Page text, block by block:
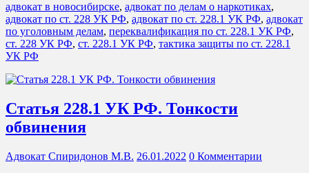
адвокат в новосибирске, адвокат по делам о наркотиках,
адвокат по ст. 228 УК РФ, адвокат по ст. 228.1 УК РФ, адвокат
по уголовным делам, переквалификация по ст. 228.1 УК РФ,
ст. 228 УК РФ, ст. 228.1 УК РФ, тактика защиты по ст. 228.1
УК РФ
Статья 228.1 УК РФ. Тонкости
обвинения
Адвокат Спиридонов М.В. 26.01.2022 0 Комментарии